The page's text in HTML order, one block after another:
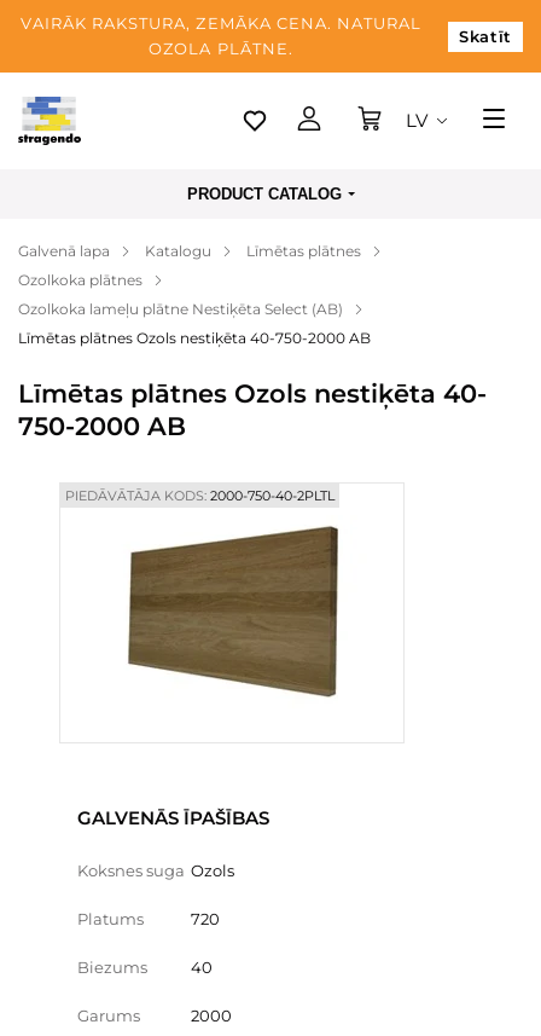
VAIRĀK RAKSTURA, ZEMĀKA CENA. NATURAL
OZOLA PLĀTNE.
Skatīt
Tallina
Apmaksa
Par mums
Blogs
Kontaktinformācija
LV
PRODUCT CATALOG
Galvenā lapa Katalogu
Līmētas plātnes
Ozolkoka plātnes
Ozolkoka lameļu plātne Nestiķēta Select (AB)
Līmētas plātnes Ozols nestiķēta 40-750-2000 AB
Līmētas plātnes Ozols nestiķēta 40-
750-2000 AB
PIEDĀVĀTĀJA KODS:2000-750-40-2PLTL
GALVENĀS ĪPAŠĪBAS
Koksnes suga Ozols
Platums 720
Biezums 40
Garums 2000